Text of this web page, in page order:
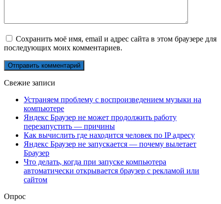
Сохранить моё имя, email и адрес сайта в этом браузере для
последующих моих комментариев.
Свежие записи
Устраняем проблему с воспроизведением музыки на
компьютере
Яндекс Браузер не может продолжить работу
перезапустить — причины
Как вычислить где находится человек по IP адресу
Яндекс Браузер не запускается — почему вылетает
Браузер
Что делать, когда при запуске компьютера
автоматически открывается браузер с рекламой или
сайтом
Опрос